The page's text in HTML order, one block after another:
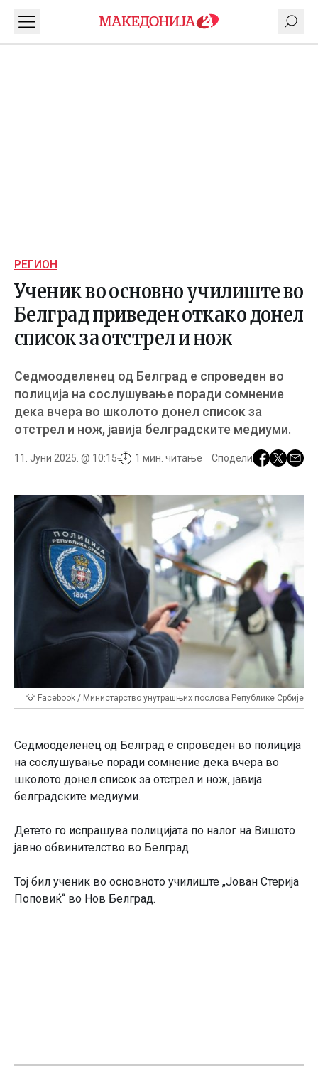
РЕГИОН
Ученик во основно училиште во
Белград приведен откако донел
список за отстрел и нож
Седмооделенец од Белград е спроведен во
полиција на сослушување поради сомнение
дека вчера во школото донел список за
отстрел и нож, јавија белградските медиуми.
11. Јуни 2025. @ 10:15 1 мин. читање Сподели
Facebook / Министарство унутрашњих послова Републике Србије
Седмооделенец од Белград е спроведен во полиција
на сослушување поради сомнение дека вчера во
школото донел список за отстрел и нож, јавија
белградските медиуми.
Детето го испрашува полицијата по налог на Вишото
јавно обвинителство во Белград.
Тој бил ученик во основното училиште „Јован Стерија
Поповиќ“ во Нов Белград.